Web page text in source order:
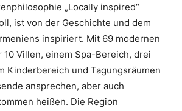
„Locally inspired“
ist von der Geschichte und dem
inspiriert. Mit 69 modernen
10 Villen, einem Spa-Bereich, drei
Kinderbereich und Tagungsräumen
ansprechen, aber auch
heißen. Die Region